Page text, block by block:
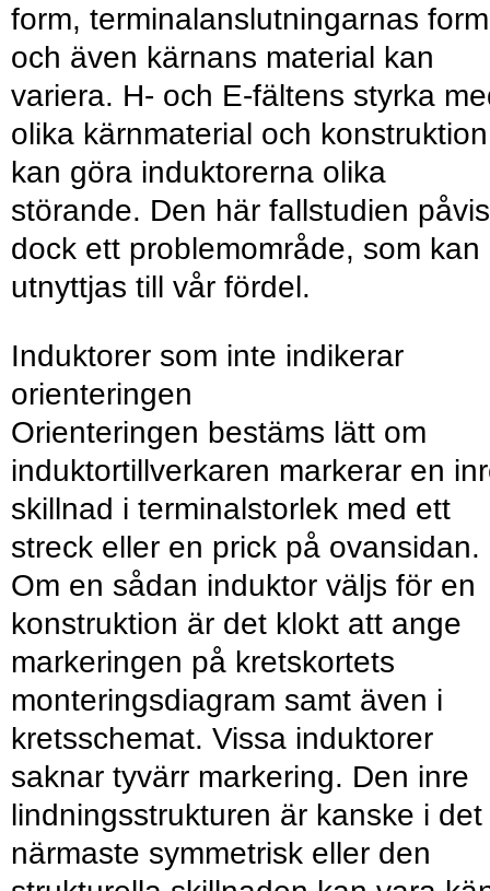
form, terminalanslutningarnas form
och även kärnans material kan
variera. H- och E-fältens styrka
olika kärnmaterial och konstruktion
kan göra induktorerna olika
störande. Den här fallstudien
dock ett problemområde, som kan
utnyttjas till vår fördel.
Induktorer som inte indikerar
orienteringen
Orienteringen bestäms lätt om
induktortillverkaren markerar en
skillnad i terminalstorlek med ett
streck eller en prick på ovansidan.
Om en sådan induktor väljs för en
konstruktion är det klokt att ange
markeringen på kretskortets
monteringsdiagram samt även i
kretsschemat. Vissa induktorer
saknar tyvärr markering. Den inre
lindningsstrukturen är kanske i det
närmaste symmetrisk eller den